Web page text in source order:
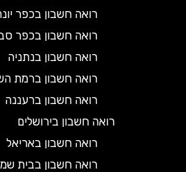
רואה חשבון בכפר יונה
רואה חשבון בכפר סבא
רואה חשבון בנתניה
רואה חשבון ברמת השרון
רואה חשבון ברעננה
רואה חשבון בירושלים
רואה חשבון באריאל
רואה חשבון בבית שמש